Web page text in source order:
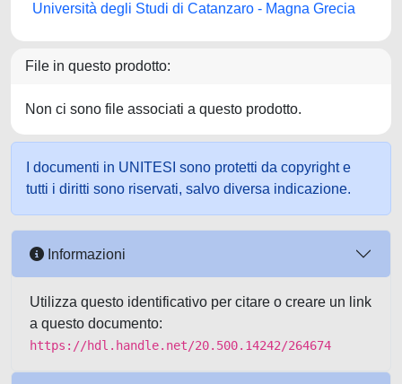
Università degli Studi di Catanzaro - Magna Grecia
File in questo prodotto:
Non ci sono file associati a questo prodotto.
I documenti in UNITESI sono protetti da copyright e
tutti i diritti sono riservati, salvo diversa indicazione.
Informazioni
Utilizza questo identificativo per citare o creare un link
a questo documento:
https://hdl.handle.net/20.500.14242/264674